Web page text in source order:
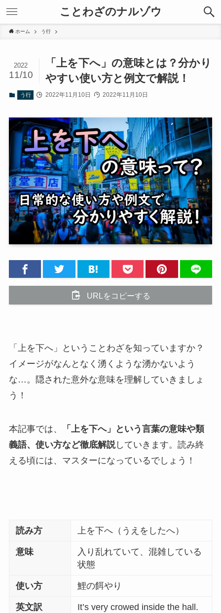
ことわざのナルゾウ
ホーム う行
「上を下へ」の意味とは？分かり
やすい使い方と例文で解説！
2022
11/10
う行 2022年11月10日 2022年11月10日
URLをコピーする
「上を下へ」ということわざを知っていますか？
イメージがなんとなく湧くような湧かないよう
な…。隠された意外な意味を理解していきましょ
う！
本記事では、
「上を下へ」という言葉の意味や類
義語、使い方など徹底解説していきます。読み終
える頃には、マスターになっているでしょう！
読み方 上を下へ（うえをしたへ）
意味
入り乱れていて、混雑している
状態
使い方 鯉の餌やり
英文訳
It’s very crowed inside the hall.